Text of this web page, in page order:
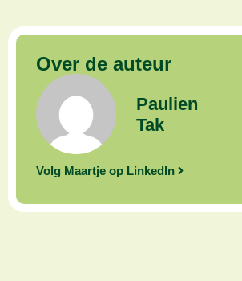
Over de auteur
Paulien
Tak
Volg Maartje op LinkedIn